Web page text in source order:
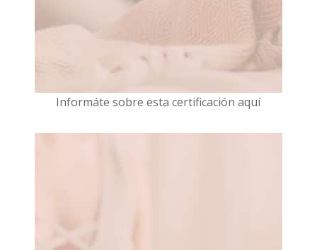
Informáte sobre esta certificación aquí